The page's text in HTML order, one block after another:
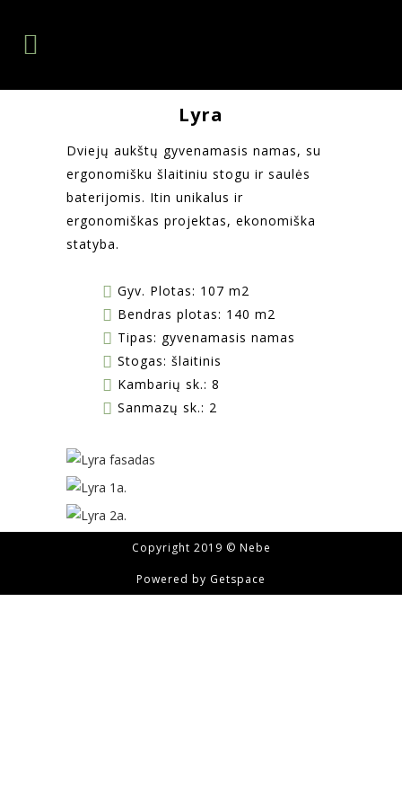
Lyra
Dviejų aukštų gyvenamasis namas, su
ergonomišku šlaitiniu stogu ir saulės
baterijomis. Itin unikalus ir
ergonomiškas projektas, ekonomiška
statyba.
Gyv. Plotas: 107 m2
Bendras plotas: 140 m2
Tipas: gyvenamasis namas
Stogas: šlaitinis
Kambarių sk.: 8
Sanmazų sk.: 2
Copyright 2019 © Nebe
Powered by Getspace